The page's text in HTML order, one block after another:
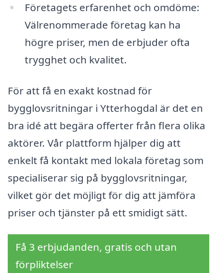
Företagets erfarenhet och omdöme:
Välrenommerade företag kan ha
högre priser, men de erbjuder ofta
trygghet och kvalitet.
För att få en exakt kostnad för
bygglovsritningar i Ytterhogdal är det en
bra idé att begära offerter från flera olika
aktörer. Vår plattform hjälper dig att
enkelt få kontakt med lokala företag som
specialiserar sig på bygglovsritningar,
vilket gör det möjligt för dig att jämföra
priser och tjänster på ett smidigt sätt.
Få 3 erbjudanden, gratis och utan
förpliktelser